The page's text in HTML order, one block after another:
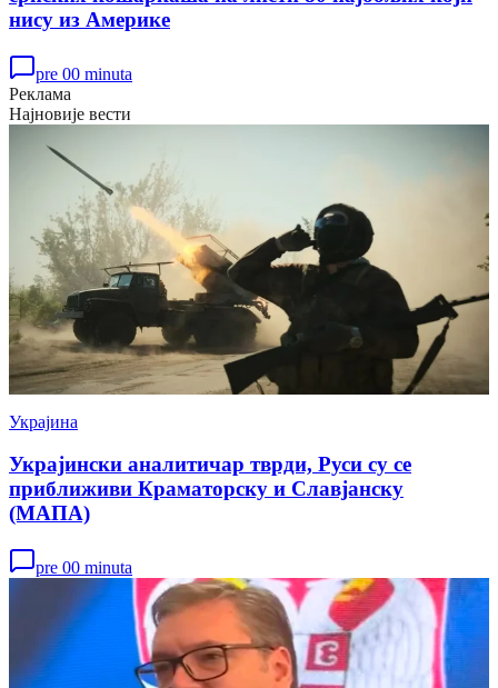
нису из Америке
pre 00 minuta
Реклама
Најновије вести
Украјина
Украјински аналитичар тврди, Руси су се
приближиви Краматорску и Славјанску
(МАПА)
pre 00 minuta